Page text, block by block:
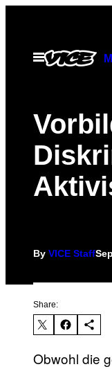
contentOpen
Menu
By VICE Staff
Share:
Obwohl die